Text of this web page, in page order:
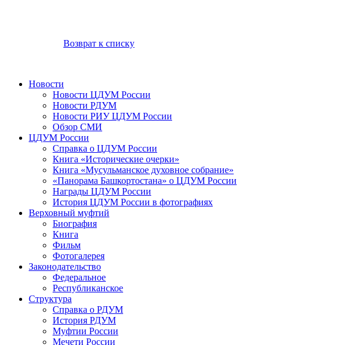
Возврат к списку
Новости
Новости ЦДУМ России
Новости РДУМ
Новости РИУ ЦДУМ России
Обзор СМИ
ЦДУМ России
Справка о ЦДУМ России
Книга «Исторические очерки»
Книга «Мусульманское духовное собрание»
«Панорама Башкортостана» о ЦДУМ России
Награды ЦДУМ России
История ЦДУМ России в фотографиях
Верховный муфтий
Биография
Книга
Фильм
Фотогалерея
Законодательство
Федеральное
Республиканское
Структура
Справка о РДУМ
История РДУМ
Муфтии России
Мечети России